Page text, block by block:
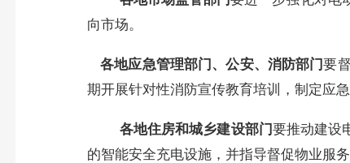
向市场。
各地应急管理部门、公安、消防部门要
期开展针对性消防宣传教育培训，制定应
各地住房和城乡建设部门要推动建设
的智能安全充电设施，并指导督促物业服